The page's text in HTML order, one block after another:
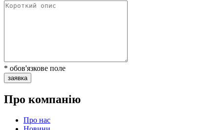
* обов'язкове поле
заявка
Про компанію
Про нас